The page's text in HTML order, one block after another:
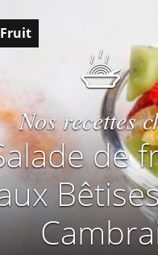
Fruit
Nos recettes
de